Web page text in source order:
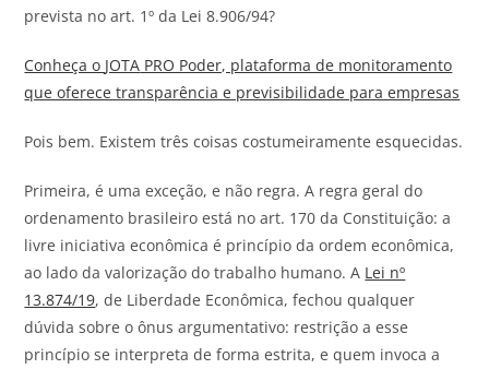
prevista no art. 1º da Lei 8.906/94?
Conheça o JOTA PRO Poder, plataforma de monitoramento
que oferece transparência e previsibilidade para empresas
Pois bem. Existem três coisas costumeiramente esquecidas.
Primeira, é uma exceção, e não regra. A regra geral do
ordenamento brasileiro está no art. 170 da Constituição: a
livre iniciativa econômica é princípio da ordem econômica,
ao lado da valorização do trabalho humano. A Lei nº
13.874/19, de Liberdade Econômica, fechou qualquer
dúvida sobre o ônus argumentativo: restrição a esse
princípio se interpreta de forma estrita, e quem invoca a